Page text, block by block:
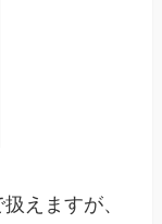
えますが、